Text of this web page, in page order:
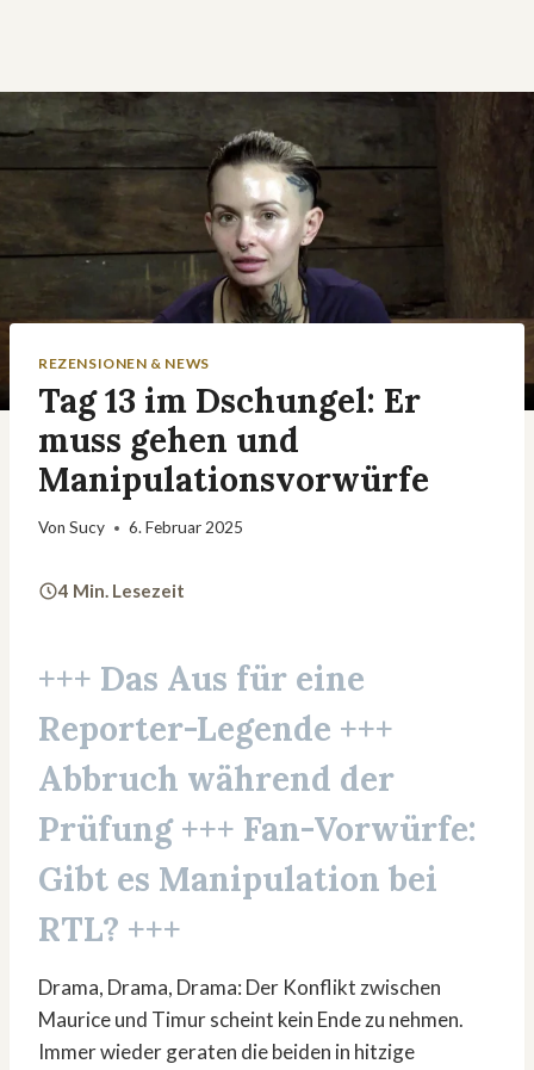
REZENSIONEN & NEWS
Tag 13 im Dschungel: Er
muss gehen und
Manipulationsvorwürfe
Von Sucy 6. Februar 2025
4 Min. Lesezeit
+++ Das Aus für eine
Reporter-Legende +++
Abbruch während der
Prüfung +++ Fan-Vorwürfe:
Gibt es Manipulation bei
RTL? +++
Drama, Drama, Drama: Der Konflikt zwischen
Maurice und Timur scheint kein Ende zu nehmen.
Immer wieder geraten die beiden in hitzige